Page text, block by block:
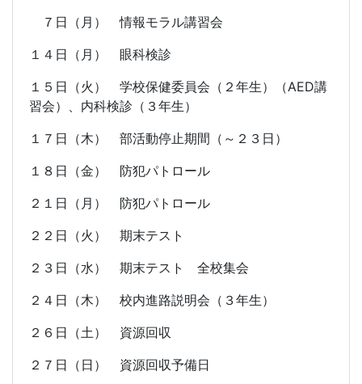
７日（月） 情報モラル講習会
１４日（月） 眼科検診
１５日（火） 学校保健委員会（２年生）（AED講
習会）、内科検診（３年生）
１７日（木） 部活動停止期間（～２３日）
１８日（金） 防犯パトロール
２１日（月） 防犯パトロール
２２日（火） 期末テスト
２３日（水） 期末テスト 全校集会
２４日（木） 校内進路説明会（３年生）
２６日（土） 資源回収
２７日（日） 資源回収予備日